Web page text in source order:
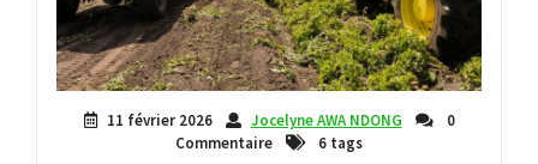
11 février 2026 Jocelyne AWA NDONG
0
Commentaire
6 tags